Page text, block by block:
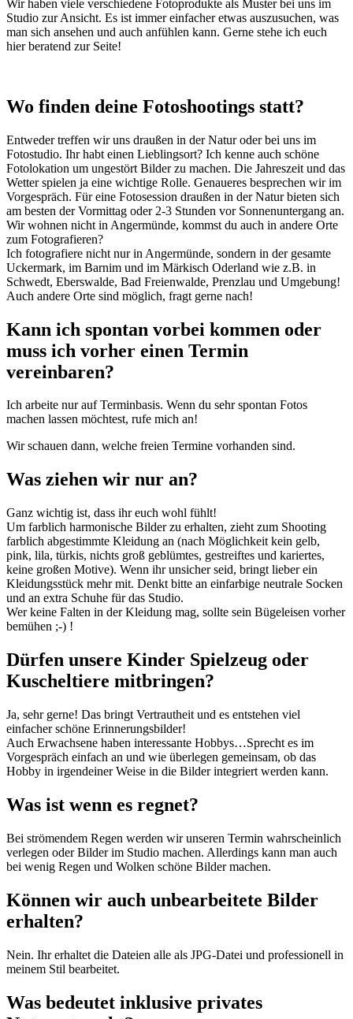
Wir haben viele verschiedene Fotoprodukte als Muster bei uns im
Studio zur Ansicht. Es ist immer einfacher etwas auszusuchen, was
man sich ansehen und auch anfühlen kann. Gerne stehe ich euch
hier beratend zur Seite!
Wo finden deine Fotoshootings statt?
Entweder treffen wir uns draußen in der Natur oder bei uns im
Fotostudio. Ihr habt einen Lieblingsort? Ich kenne auch schöne
Fotolokation um ungestört Bilder zu machen. Die Jahreszeit und das
Wetter spielen ja eine wichtige Rolle. Genaueres besprechen wir im
Vorgespräch. Für eine Fotosession draußen in der Natur bieten sich
am besten der Vormittag oder 2-3 Stunden vor Sonnenuntergang an.
Wir wohnen nicht in Angermünde, kommst du auch in andere Orte
zum Fotografieren?
Ich fotografiere nicht nur in Angermünde, sondern in der gesamte
Uckermark, im Barnim und im Märkisch Oderland wie z.B. in
Schwedt, Eberswalde, Bad Freienwalde, Prenzlau und Umgebung!
Auch andere Orte sind möglich, fragt gerne nach!
Kann ich spontan vorbei kommen oder
muss ich vorher einen Termin
vereinbaren?
Ich arbeite nur auf Terminbasis. Wenn du sehr spontan Fotos
machen lassen möchtest, rufe mich an!
Wir schauen dann, welche freien Termine vorhanden sind.
Was ziehen wir nur an?
Ganz wichtig ist, dass ihr euch wohl fühlt!
Um farblich harmonische Bilder zu erhalten, zieht zum Shooting
farblich abgestimmte Kleidung an (nach Möglichkeit kein gelb,
pink, lila, türkis, nichts groß geblümtes, gestreiftes und kariertes,
keine großen Motive). Wenn ihr unsicher seid, bringt lieber ein
Kleidungsstück mehr mit. Denkt bitte an einfarbige neutrale Socken
und an extra Schuhe für das Studio.
Wer keine Falten in der Kleidung mag, sollte sein Bügeleisen vorher
bemühen ;-) !
Dürfen unsere Kinder Spielzeug oder
Kuscheltiere mitbringen?
Ja, sehr gerne! Das bringt Vertrautheit und es entstehen viel
einfacher schöne Erinnerungsbilder!
Auch Erwachsene haben interessante Hobbys…Sprecht es im
Vorgespräch einfach an und wie überlegen gemeinsam, ob das
Hobby in irgendeiner Weise in die Bilder integriert werden kann.
Was ist wenn es regnet?
Bei strömendem Regen werden wir unseren Termin wahrscheinlich
verlegen oder Bilder im Studio machen. Allerdings kann man auch
bei wenig Regen und Wolken schöne Bilder machen.
Können wir auch unbearbeitete Bilder
erhalten?
Nein. Ihr erhaltet die Dateien alle als JPG-Datei und professionell in
meinem Stil bearbeitet.
Was bedeutet inklusive privates